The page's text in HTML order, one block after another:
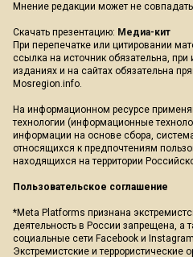
Мнение редакции может не
Скачать презентацию: Медиа-кит
При перепечатке или цитировании
ссылка на источник обязательна, при
изданиях и на сайтах обязательна
Mosregion.info.
На информационном ресурсе
технологии (информационные
информации на основе сбора,
относящихся к предпочтениям
находящихся на территории
Пользовательское соглашение
*Meta Platforms признана
деятельность в России запрещена, а
социальные сети Facebook и
Экстремистские и террористические